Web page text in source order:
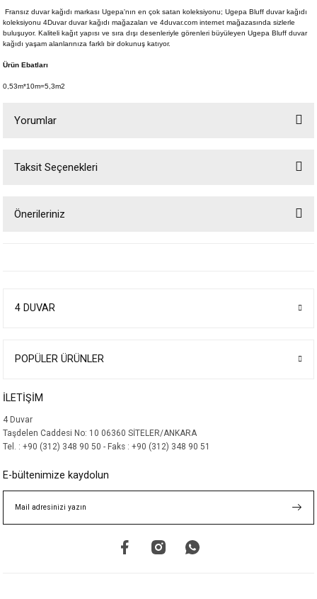
Fransız duvar kağıdı markası Ugepa'nın en çok satan koleksiyonu; Ugepa Bluff duvar kağıdı
koleksiyonu 4Duvar duvar kağıdı mağazaları ve 4duvar.com internet mağazasında sizlerle
buluşuyor. Kaliteli kağıt yapısı ve sıra dışı desenleriyle görenleri büyüleyen Ugepa Bluff duvar
kağıdı yaşam alanlarınıza farklı bir dokunuş katıyor.
Ürün Ebatları
0,53m*10m=5,3m2
Yorumlar
Taksit Seçenekleri
Önerileriniz
Ürün bilgilerinde hatalar bulunuyor.
Bu ürüne benzer farklı alternatifler olmalı.
Gönder
4 DUVAR
POPÜLER ÜRÜNLER
İLETİŞİM
4 Duvar
Taşdelen Caddesi No: 10 06360 SİTELER/ANKARA
Tel. : +90 (312) 348 90 50 - Faks : +90 (312) 348 90 51
E-bültenimize kaydolun